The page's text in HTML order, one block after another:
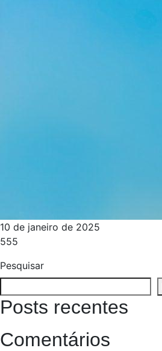
10 de janeiro de 2025
555
Pesquisar
Posts recentes
Comentários